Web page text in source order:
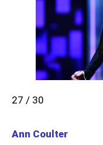
27 / 30
Ann Coulter